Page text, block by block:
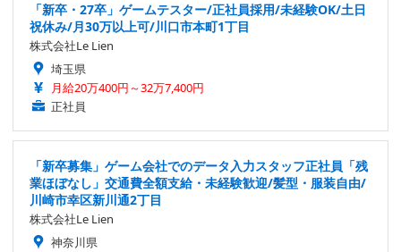
「新卒・27卒」ゲームテスター/正社員採用/未経験OK/土日
祝休み/月30万以上可/川口市本町1丁目
株式会社Le Lien
埼玉県
月給20万400円～32万7,400円
正社員
「新卒募集」ゲーム会社でのデータ入力スタッフ正社員「残
業ほぼなし」交通費全額支給・未経験歓迎/髪型・服装自由/
川崎市幸区新川通2丁目
株式会社Le Lien
神奈川県